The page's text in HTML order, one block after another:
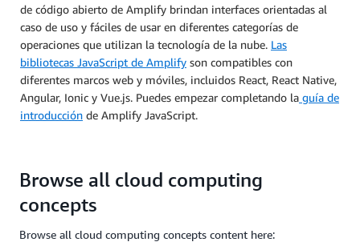
de código abierto de Amplify brindan interfaces orientadas al
caso de uso y fáciles de usar en diferentes categorías de
operaciones que utilizan la tecnología de la nube. Las
bibliotecas JavaScript de Amplify son compatibles con
diferentes marcos web y móviles, incluidos React, React Native,
Angular, Ionic y Vue.js. Puedes empezar completando la guía de
introducción de Amplify JavaScript.
Browse all cloud computing
concepts
Browse all cloud computing concepts content here: